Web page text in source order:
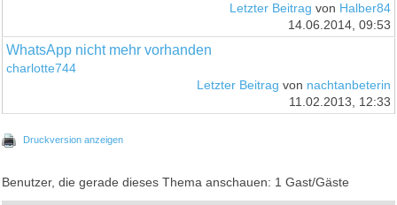
Letzter Beitrag von Halber84
14.06.2014, 09:53
WhatsApp nicht mehr vorhanden
charlotte744
Letzter Beitrag von nachtanbeterin
11.02.2013, 12:33
Druckversion anzeigen
Benutzer, die gerade dieses Thema anschauen: 1 Gast/Gäste